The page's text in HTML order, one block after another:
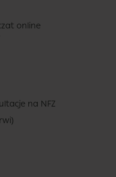
online
na NFZ